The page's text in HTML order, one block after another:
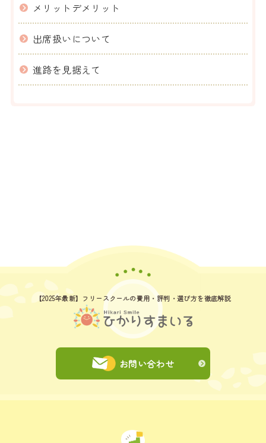
メリットデメリット
出席扱いについて
進路を見据えて
【2025年最新】フリースクールの費用 ・評判・選び方を徹底解説
お問い合わせ